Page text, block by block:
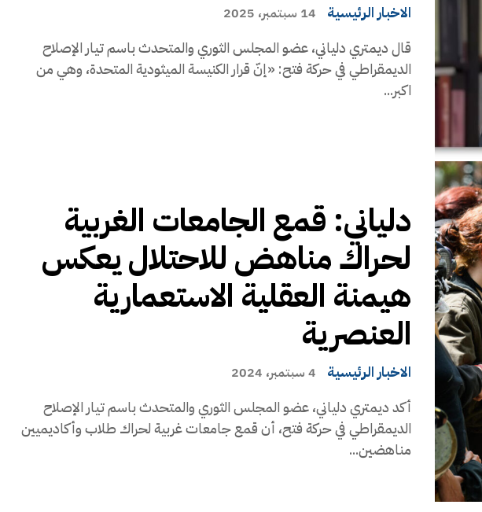
الاخبار الرئيسية 14 سبتمبر، 2025
قال ديمتري دلياني، عضو المجلس الثوري والمتحدث باسم تيار الإصلاح
الديمقراطي في حركة فتح: «إنّ قرار الكنيسة الميثودية المتحدة، وهي من
اكبر...
دلياني: قمع الجامعات الغربية
لحراك مناهض للاحتلال يعكس
هيمنة العقلية الاستعمارية
العنصرية
الاخبار الرئيسية 4 سبتمبر، 2024
أكد ديمتري دلياني، عضو المجلس الثوري والمتحدث باسم تيار الإصلاح
الديمقراطي في حركة فتح، أن قمع جامعات غربية لحراك طلاب وأكاديميين
مناهضين...